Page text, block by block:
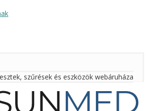
szűrések és eszközök webáruháza